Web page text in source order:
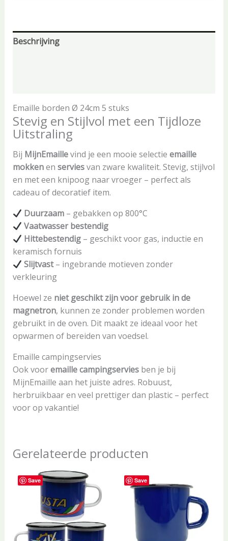
Beschrijving
Emaille borden Ø 24cm 5 stuks
Stevig en Stijlvol met een Tijdloze
Uitstraling
Bij MijnEmaillevind je een mooie selectie emaille
mokkenen serviesvan zware kwaliteit. Stevig, stijlvol
en met een knipoog naar vroeger – perfect als
cadeau of decoratief item.
Duurzaam– gebakken op 800°C
Vaatwasser bestendig
Hittebestendig– geschikt voor gas, inductie en
keramisch fornuis
Slijtvast– ingebrande motieven zonder
verkleuring
Hoewel ze niet geschikt zijn voor gebruik in de
magnetron, kunnen ze zonder problemen worden
gebruikt in de oven. Dit maakt ze ideaal voor het
opwarmen of bereiden van voedsel.
Emaille campingservies
Ook vooremaille campingserviesben je bij
MijnEmaille aan het juiste adres. Robuust,
herbruikbaar en veel prettiger dan plastic – perfect
voor op vakantie!
Gerelateerde producten
Save Save